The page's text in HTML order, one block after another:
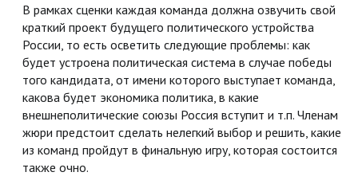
В рамках сценки каждая команда должна озвучить свой
краткий проект будущего политического устройства
России, то есть осветить следующие проблемы: как
будет устроена политическая система в случае победы
того кандидата, от имени которого выступает команда,
какова будет экономика политика, в какие
внешнеполитические союзы Россия вступит и т.п. Членам
жюри предстоит сделать нелегкий выбор и решить, какие
из команд пройдут в финальную игру, которая состоится
также очно.